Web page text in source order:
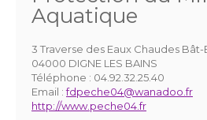
Aquatique
3 Traverse des Eaux Chaudes
04000 DIGNE LES BAINS
Téléphone : 04.92.32.25.40
Email :fdpeche04@wanadoo.fr
http://www.peche04.fr